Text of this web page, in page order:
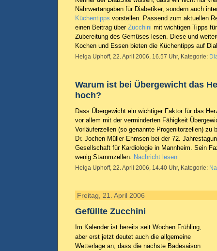
Nährwertangaben für Diabetiker, sondern auch
Küchentipps vorstellen. Passend zum aktuellen
einen Beitrag über Zucchini mit wichtigen Tipps
Zubereitung des Gemüses lesen. Diese und
Kochen und Essen bieten die Küchentipps auf
Helga Uphoff, 22. April 2006, 16.57 Uhr, Kategorie:
Warum ist bei Übergewicht das
hoch?
Dass Übergewicht ein wichtiger Faktor für das
vor allem mit der verminderten Fähigkeit
Vorläuferzellen (so genannte Progenitorzellen) zu
Dr. Jochen Müller-Ehmsen bei der 72.
Gesellschaft für Kardiologie in Mannheim. Sein
wenig Stammzellen. Nachricht lesen
Helga Uphoff, 22. April 2006, 14.40 Uhr, Kategorie:
Freitag, 21. April 2006
Gefüllte Zucchini
Im Kalender ist bereits seit Wochen Frühling,
aber erst jetzt deutet auch die allgemeine
Wetterlage an, dass die nächste Badesaison